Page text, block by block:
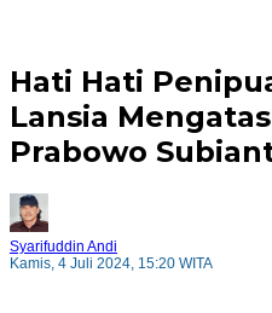
Hati Hati
Lansia
Prabowo
Syarifuddin Andi
Kamis, 4 Juli 2024, 15:20 WITA